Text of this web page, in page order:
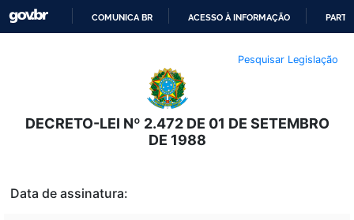
O
CONTEÚDO
COMUNICA BR ACESSO À INFORMAÇÃO
Pesquisar Legislação
DECRETO-LEI Nº 2.472 DE 01 DE SETEMBRO
DE 1988
Data de assinatura: